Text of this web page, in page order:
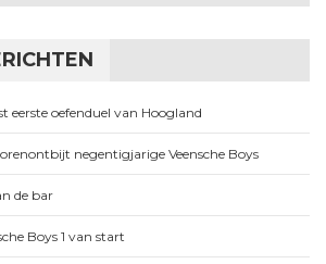
eerste oefenduel van Hoogland
negentigjarige Veensche Boys
de bar
Boys 1 van start